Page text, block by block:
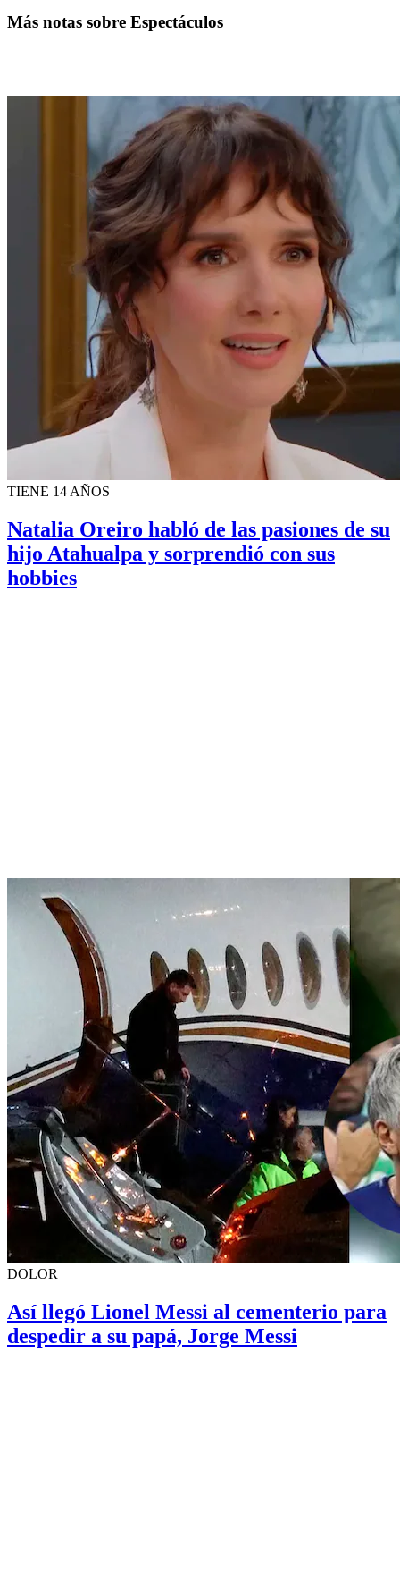
Más notas sobre Espectáculos
TIENE 14 AÑOS
Natalia Oreiro habló de las pasiones de su
hijo Atahualpa y sorprendió con sus
hobbies
DOLOR
Así llegó Lionel Messi al cementerio para
despedir a su papá, Jorge Messi